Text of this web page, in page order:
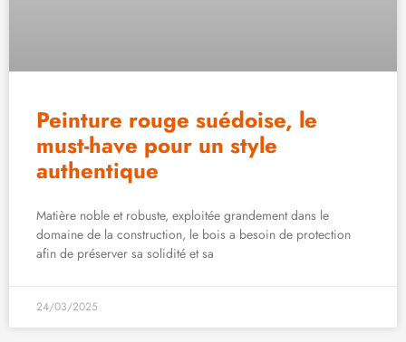
Peinture rouge suédoise, le
must-have pour un style
authentique
Matière noble et robuste, exploitée grandement dans le
domaine de la construction, le bois a besoin de protection
afin de préserver sa solidité et sa
24/03/2025